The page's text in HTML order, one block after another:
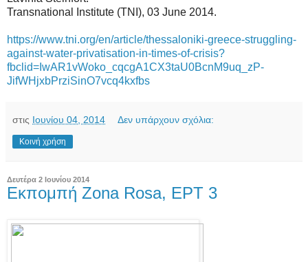
Transnational Institute (TNI), 03 June 2014.
https://www.tni.org/en/article/thessaloniki-greece-struggling-
against-water-privatisation-in-times-of-crisis?
fbclid=IwAR1vWoko_cqcgA1CX3taU0BcnM9uq_zP-
JifWHjxbPrziSinO7vcq4kxfbs
στις Ιουνίου 04, 2014 Δεν υπάρχουν σχόλια:
Κοινή χρήση
Δευτέρα 2 Ιουνίου 2014
Εκπομπή Zona Rosa, ΕΡΤ 3